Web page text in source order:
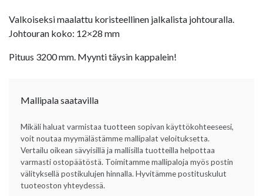
Valkoiseksi maalattu koristeellinen jalkalista johtouralla.
Johtouran koko: 12×28 mm
Pituus 3200 mm. Myynti täysin kappalein!
Mallipala saatavilla
Mikäli haluat varmistaa tuotteen sopivan käyttökohteeseesi,
voit noutaa myymälästämme mallipalat veloituksetta.
Vertailu oikean sävyisillä ja mallisilla tuotteilla helpottaa
varmasti ostopäätöstä. Toimitamme mallipaloja myös postin
välityksellä postikulujen hinnalla. Hyvitämme postituskulut
tuoteoston yhteydessä.